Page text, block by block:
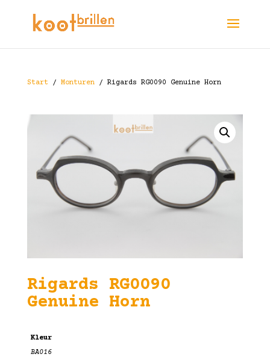
Start/ Monturen/ Rigards RG0090 Genuine Horn
Rigards RG0090
Genuine Horn
Kleur
BA016